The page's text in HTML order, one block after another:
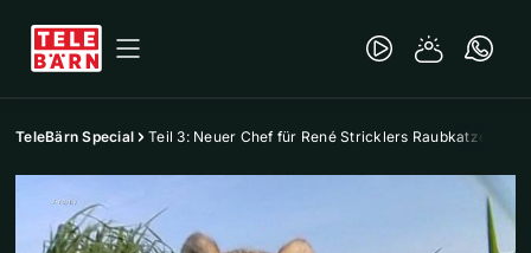
TeleBärn Special Teil 3: Neuer Chef für René Stricklers Raubkatzen